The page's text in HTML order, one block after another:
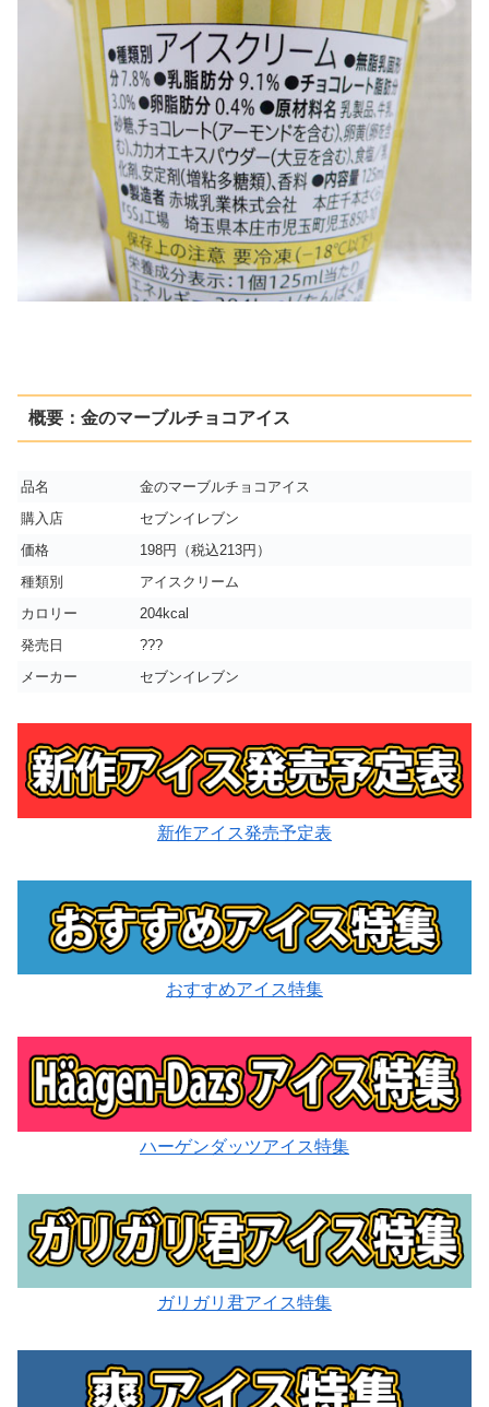
概要：金のマーブルチョコアイス
品名
金のマーブルチョコアイス
購入店
セブンイレブン
価格
198円（税込213円）
種類別
アイスクリーム
カロリー
204kcal
発売日
???
メーカー
セブンイレブン
新作アイス発売予定表
おすすめアイス特集
ハーゲンダッツアイス特集
ガリガリ君アイス特集